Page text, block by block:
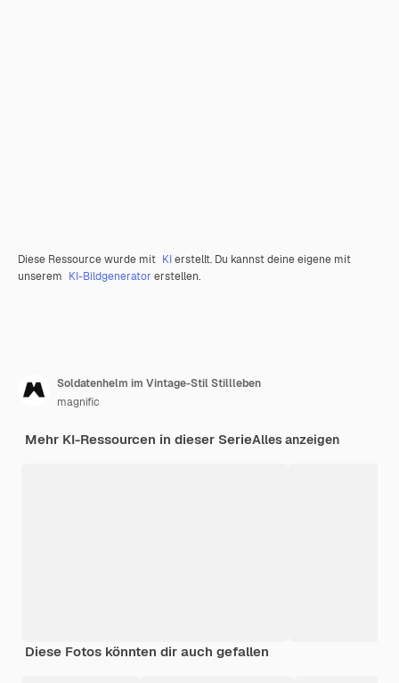
Diese Ressource wurde mit KIerstellt. Du kannst deine eigene mit
unserem KI-Bildgenerator erstellen.
Soldatenhelm im Vintage-Stil Stillleben
magnific
Mehr KI-Ressourcen in dieser SerieAlles anzeigen
Diese Fotos könnten dir auch gefallen